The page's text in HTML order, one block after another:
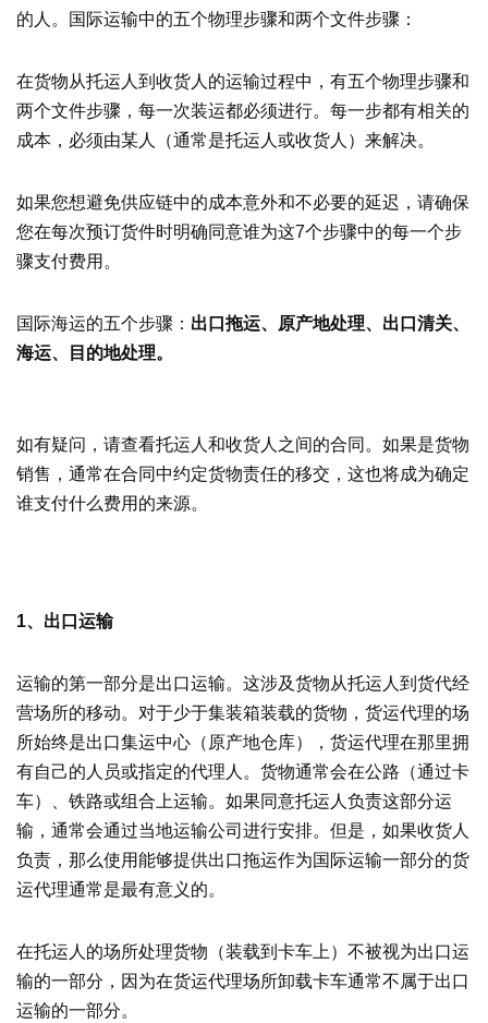
的人。国际运输中的五个物理步骤和两个文件步骤：
在货物从托运人到收货人的运输过程中，有五个物理步骤和
两个文件步骤，每一次装运都必须进行。每一步都有相关的
成本，必须由某人（通常是托运人或收货人）来解决。
如果您想避免供应链中的成本意外和不必要的延迟，请确保
您在每次预订货件时明确同意谁为这7个步骤中的每一个步
骤支付费用。
国际海运的五个步骤： 出口拖运、原产地处理、出口清关、
海运、目的地处理。
如有疑问，请查看托运人和收货人之间的合同。如果是货物
销售，通常在合同中约定货物责任的移交，这也将成为确定
谁支付什么费用的来源。
1、出口运输
运输的第一部分是出口运输。这涉及货物从托运人到货代经
营场所的移动。对于少于集装箱装载的货物，货运代理的场
所始终是出口集运中心（原产地仓库），货运代理在那里拥
有自己的人员或指定的代理人。货物通常会在公路（通过卡
车）、铁路或组合上运输。如果同意托运人负责这部分运
输，通常会通过当地运输公司进行安排。但是，如果收货人
负责，那么使用能够提供出口拖运作为国际运输一部分的货
运代理通常是最有意义的。
在托运人的场所处理货物（装载到卡车上）不被视为出口运
输的一部分，因为在货运代理场所卸载卡车通常不属于出口
运输的一部分。